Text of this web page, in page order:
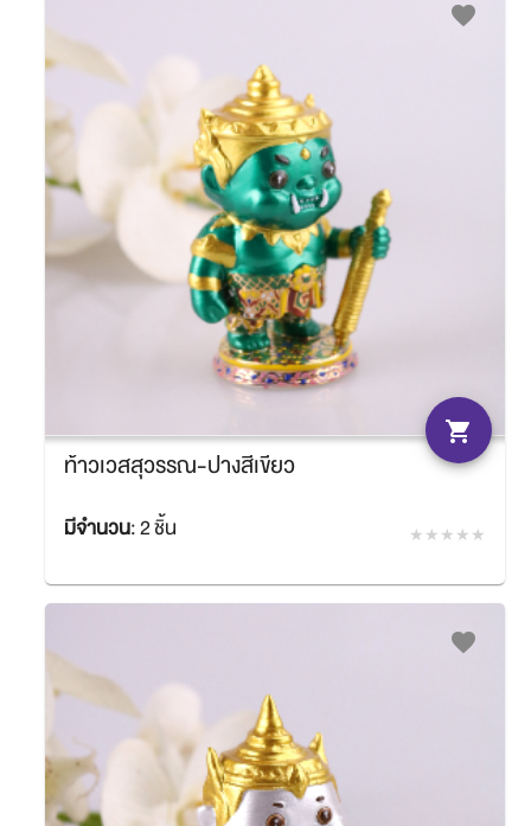
favorite
ท้าวเวสสุวรรณ-ปางสีเขียว
มีจำนวน:2 ชิ้น
shopping_cart
favorite